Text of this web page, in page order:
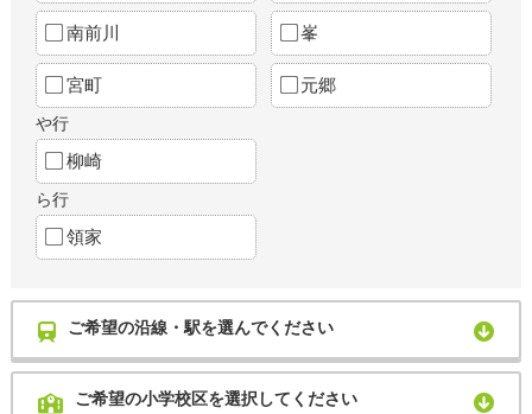
南前川 峯
宮町 元郷
や行
柳崎
ら行
領家
ご希望の沿線・駅を選んでください
ご希望の小学校区を選択してください